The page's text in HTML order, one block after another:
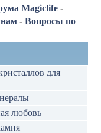
Magiclife -
-Вопросы по
для
любовь